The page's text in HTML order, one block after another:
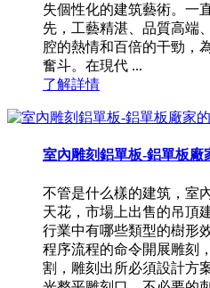
失個性化的建筑藝術。一
先，工藝精湛、品質高端
腔的熱情和百倍的干勁，
奮斗。在現代 ...
了解詳情
室內雕刻鋁單板-鋁單板廠
不管是什么樣的建筑，室
天花，市場上出售的吊頂
行業中有哪些類型的樹
程序流程的命令開展雕刻
割，雕刻出所必須設計方